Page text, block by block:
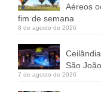
Aéreos
fim de semana
8 de agosto de 2026
São
7 de agosto de 2026